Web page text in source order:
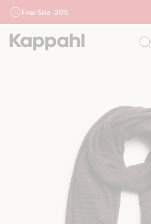
Final Sale -30%
działu outlet do 10.8 w sklepach Kappahl i
nie łączymy